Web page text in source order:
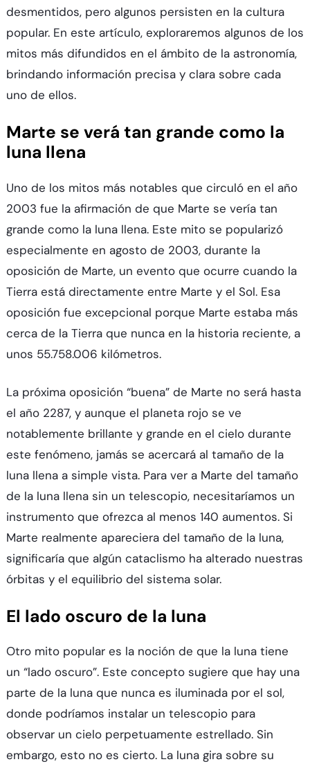
desmentidos, pero algunos persisten en la cultura
popular. En este artículo, exploraremos algunos de los
mitos más difundidos en el ámbito de la astronomía,
brindando información precisa y clara sobre cada
uno de ellos.
Marte se verá tan grande como la
luna llena
Uno de los mitos más notables que circuló en el año
2003 fue la afirmación de que Marte se vería tan
grande como la luna llena. Este mito se popularizó
especialmente en agosto de 2003, durante la
oposición de Marte, un evento que ocurre cuando la
Tierra está directamente entre Marte y el Sol. Esa
oposición fue excepcional porque Marte estaba más
cerca de la Tierra que nunca en la historia reciente, a
unos 55.758.006 kilómetros.
La próxima oposición “buena” de Marte no será hasta
el año 2287, y aunque el planeta rojo se ve
notablemente brillante y grande en el cielo durante
este fenómeno, jamás se acercará al tamaño de la
luna llena a simple vista. Para ver a Marte del tamaño
de la luna llena sin un telescopio, necesitaríamos un
instrumento que ofrezca al menos 140 aumentos. Si
Marte realmente apareciera del tamaño de la luna,
significaría que algún cataclismo ha alterado nuestras
órbitas y el equilibrio del sistema solar.
El lado oscuro de la luna
Otro mito popular es la noción de que la luna tiene
un “lado oscuro”. Este concepto sugiere que hay una
parte de la luna que nunca es iluminada por el sol,
donde podríamos instalar un telescopio para
observar un cielo perpetuamente estrellado. Sin
embargo, esto no es cierto. La luna gira sobre su